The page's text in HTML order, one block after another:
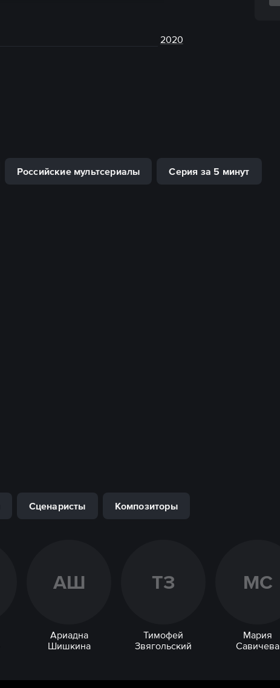
2020
Российские мультсериалы Серия за 5 минут
Сценаристы Композиторы
АШ
Ариадна
Шишкина
ТЗ
Тимофей
Звягольский
МС
Мария
Савичева